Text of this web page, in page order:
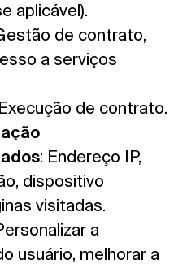
aplicável).
de contrato,
a serviços
de contrato.
: Endereço IP,
dispositivo
visitadas.
a
usuário, melhorar a